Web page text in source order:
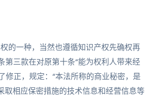
的一种，当然也遵循知识产权先确权再
第三款在对原第十条“能为权利人带来经
修正，规定：“本法所称的商业秘密，是
相应保密措施的技术信息和经营信息等